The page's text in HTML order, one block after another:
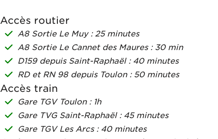
Accès routier
A8 Sortie Le Muy : 25 minutes
A8 Sortie Le Cannet des Maures : 30 min
D159 depuis Saint-Raphaël : 40 minutes
RD et RN 98 depuis Toulon : 50 minutes
Accès train
Gare TGV Toulon : 1h
Gare TVG Saint-Raphaël : 45 minutes
Gare TGV Les Arcs : 40 minutes